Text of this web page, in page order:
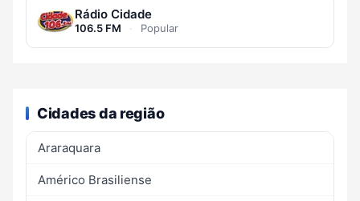
Rádio Cidade
106.5 FM · Popular
Cidades da região
Araraquara
Américo Brasiliense